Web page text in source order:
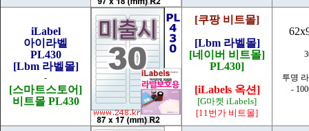
iLabel
아이라벨
PL430
[Lbm 라벨몰]
-
[스마트스토어]
비트몰 PL430
[쿠팡 비트몰]
[Lbm 라벨몰]
[네이버 비트몰]
PL430]
[iLabels 옥션]
[G마켓 iLabels]
[11번가 비트몰]
투명
-